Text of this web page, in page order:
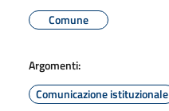
Comune
Argomenti:
Comunicazione istituzionale